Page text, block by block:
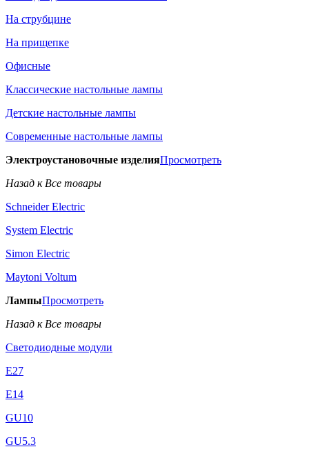
На струбцине
На прищепке
Офисные
Классические настольные лампы
Детские настольные лампы
Современные настольные лампы
Электроустановочные изделияПросмотреть
Назад к Все товары
Schneider Electric
System Electric
Simon Electric
Maytoni Voltum
ЛампыПросмотреть
Назад к Все товары
Светодиодные модули
E27
E14
GU10
GU5.3